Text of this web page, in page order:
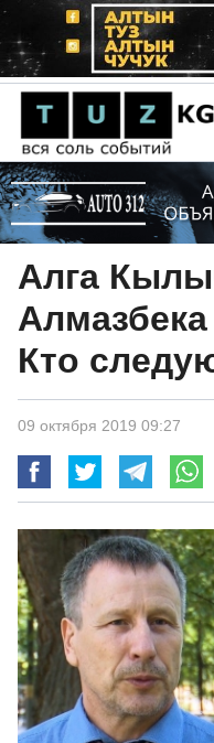
Алга
Кто
09 октября 2019 09:27